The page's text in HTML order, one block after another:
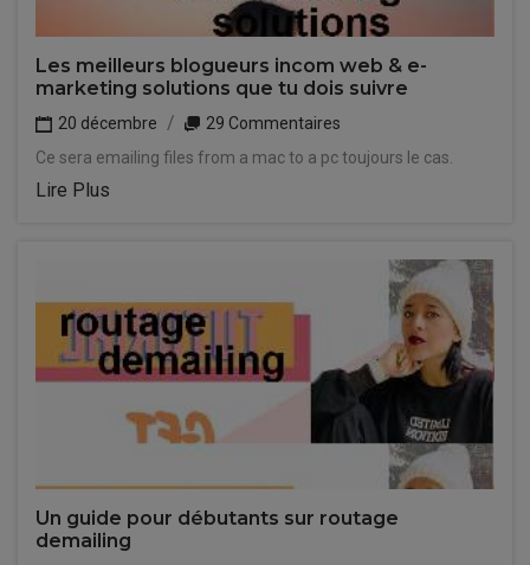
Les meilleurs blogueurs incom web & e-
marketing solutions que tu dois suivre
20 décembre
29 Commentaires
Ce sera emailing files from a mac to a pc toujours le cas.
Lire Plus
Un guide pour débutants sur routage
demailing